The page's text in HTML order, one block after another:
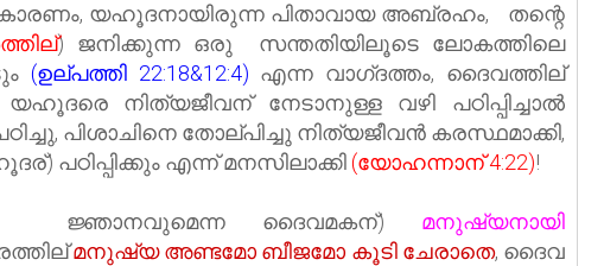
യഹൂദനായിരുന്ന പിതാവായ അബ്രഹം, തന്റെ
) ജനിക്കുന്ന ഒരു സന്തതിയിലൂടെ ലോകത്തിലെ
(ഉല്പത്തി 22:18&12:4) എന്ന വാഗ്‌ദത്തം, ദൈവത്തില്
യഹൂദരെ നിത്യജീവന് നേടാനുള്ള വഴി പഠിപ്പിച്ചാല്‍
പിശാചിനെ തോല്പിച്ചു നിത്യജീവന്‍ കരസ്ഥമാക്കി,
എന്ന് മനസിലാക്കി(യോഹന്നാന് 4:22)!
ജ്ഞാനവുമെന്ന ദൈവമകന്) മനുഷ്യനായി
മനുഷ്യ അണ്ടമോ ബീജമോ കൂടി ചേരാതെ, ദൈവ